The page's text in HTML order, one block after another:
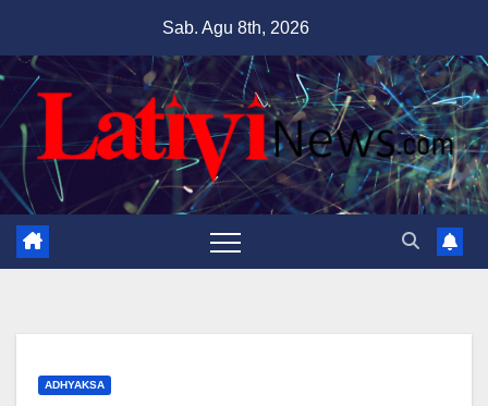
content
Sab. Agu 8th, 2026
ADHYAKSA